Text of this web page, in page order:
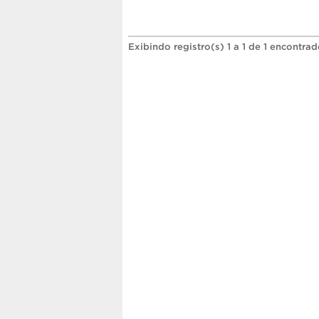
Exibindo registro(s) 1 a 1 de 1